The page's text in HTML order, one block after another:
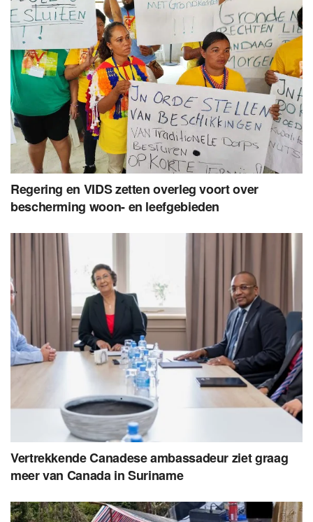
Regering en VIDS zetten overleg voort over
bescherming woon- en leefgebieden
Vertrekkende Canadese ambassadeur ziet graag
meer van Canada in Suriname